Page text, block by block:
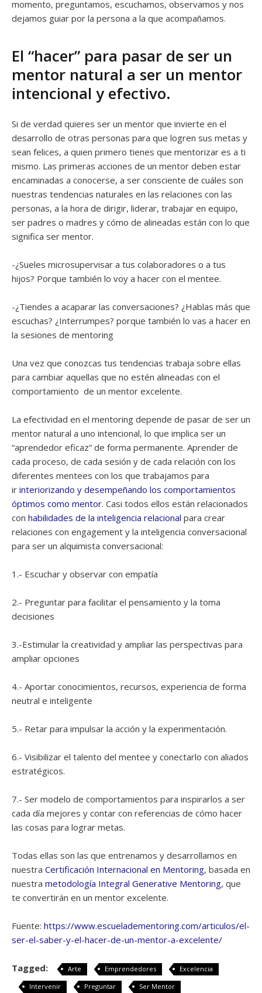
momento, preguntamos, escuchamos, observamos y nos
dejamos guiar por la persona a la que acompañamos.
El “hacer” para pasar de ser un
mentor natural a ser un mentor
intencional y efectivo.
Si de verdad quieres ser un mentor que invierte en el
desarrollo de otras personas para que logren sus metas y
sean felices, a quien primero tienes que mentorizar es a ti
mismo. Las primeras acciones de un mentor deben estar
encaminadas a conocerse, a ser consciente de cuáles son
nuestras tendencias naturales en las relaciones con las
personas, a la hora de dirigir, liderar, trabajar en equipo,
ser padres o madres y cómo de alineadas están con lo que
significa ser mentor.
-¿Sueles microsupervisar a tus colaboradores o a tus
hijos? Porque también lo voy a hacer con el mentee.
-¿Tiendes a acaparar las conversaciones? ¿Hablas más que
escuchas? ¿Interrumpes? porque también lo vas a hacer en
la sesiones de mentoring
Una vez que conozcas tus tendencias trabaja sobre ellas
para cambiar aquellas que no estén alineadas con el
comportamiento de un mentor excelente.
La efectividad en el mentoring depende de pasar de ser un
mentor natural a uno intencional, lo que implica ser un
“aprendedor eficaz” de forma permanente. Aprender de
cada proceso, de cada sesión y de cada relación con los
diferentes mentees con los que trabajamos para
ir interiorizando y desempeñando los comportamientos
óptimos como mentor. Casi todos ellos están relacionados
con habilidades de la inteligencia relacional para crear
relaciones con engagement y la inteligencia conversacional
para ser un alquimista conversacional:
1.- Escuchar y observar con empatía
2.- Preguntar para facilitar el pensamiento y la toma
decisiones
3.-Estimular la creatividad y ampliar las perspectivas para
ampliar opciones
4.- Aportar conocimientos, recursos, experiencia de forma
neutral e inteligente
5.- Retar para impulsar la acción y la experimentación.
6.- Visibilizar el talento del mentee y conectarlo con aliados
estratégicos.
7.- Ser modelo de comportamientos para inspirarlos a ser
cada día mejores y contar con referencias de cómo hacer
las cosas para lograr metas.
Todas ellas son las que entrenamos y desarrollamos en
nuestra Certificación Internacional en Mentoring, basada en
nuestra metodología Integral Generative Mentoring, que
te convertirán en un mentor excelente.
Fuente: https://www.escueladementoring.com/articulos/el-
ser-el-saber-y-el-hacer-de-un-mentor-a-excelente/
Tagged: Arte Emprendedores
Excelencia
Intervenir
Preguntar Ser Mentor